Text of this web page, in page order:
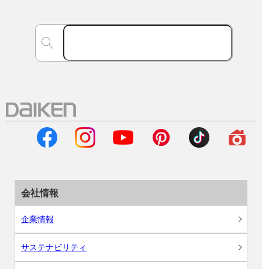
会社情報
企業情報
サステナビリティ